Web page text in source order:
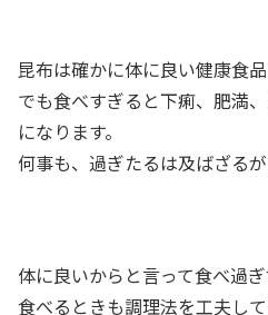
昆布は確かに体に良い健康食品
でも食べすぎると下痢、肥満
になります。
何事も、過ぎたるは及ばざるが
体に良いからと言って食べ過ぎ
食べるときも調理法を工夫し